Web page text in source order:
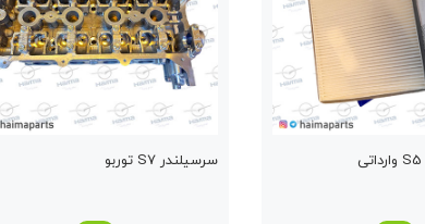
سرسیلندر S7 توربو